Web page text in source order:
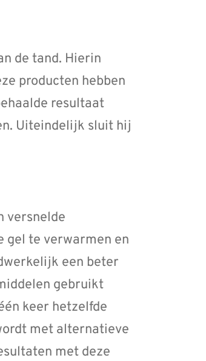
de tand. Hierin
producten hebben
resultaat
Uiteindelijk sluit hij
versnelde
gel te verwarmen en
een beter
gebruikt
keer hetzelfde
met alternatieve
met deze